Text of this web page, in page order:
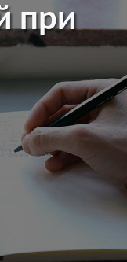
при